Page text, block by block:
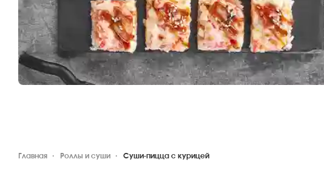
Главная Роллы и суши Суши-пицца с курицей